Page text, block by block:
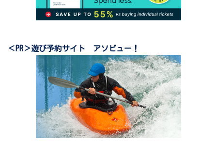
＜PR＞遊び予約サイト アソビュー！